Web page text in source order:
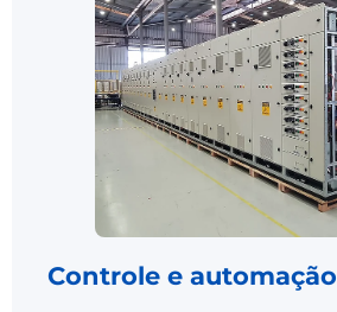
Controle e automação